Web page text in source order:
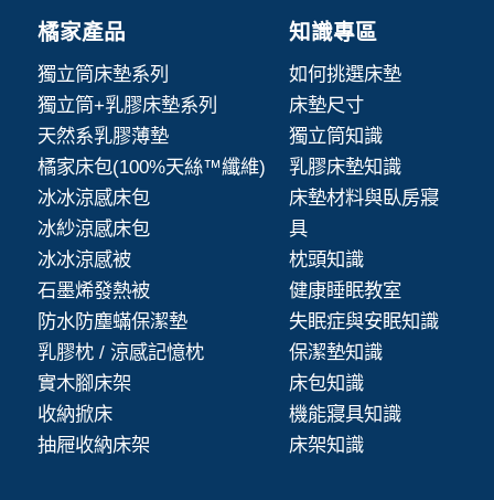
橘家產品
獨立筒床墊系列
獨立筒+乳膠床墊系列
天然系乳膠薄墊
橘家床包(100%天絲™纖維)
冰冰涼感床包
冰紗涼感床包
冰冰涼感被
石墨烯發熱被
防水防塵蟎保潔墊
乳膠枕 / 涼感記憶枕
實木腳床架
收納掀床
抽屜收納床架
知識專區
如何挑選床墊
床墊尺寸
獨立筒知識
乳膠床墊知識
床墊材料與臥房寢
具
枕頭知識
健康睡眠教室
失眠症與安眠知識
保潔墊知識
床包知識
機能寢具知識
床架知識